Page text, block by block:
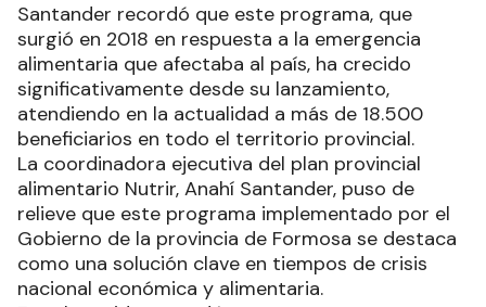
Santander recordó que este programa, que
surgió en 2018 en respuesta a la emergencia
alimentaria que afectaba al país, ha crecido
significativamente desde su lanzamiento,
atendiendo en la actualidad a más de 18.500
beneficiarios en todo el territorio provincial.
La coordinadora ejecutiva del plan provincial
alimentario Nutrir, Anahí Santander, puso de
relieve que este programa implementado por el
Gobierno de la provincia de Formosa se destaca
como una solución clave en tiempos de crisis
nacional económica y alimentaria.